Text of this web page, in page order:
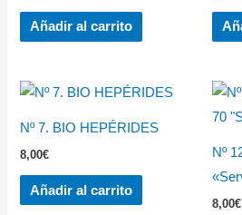
Añadir al carrito
Nº 7. BIO HEPÉRIDES
8,00€
Añadir al carrito
Nº
8,00€